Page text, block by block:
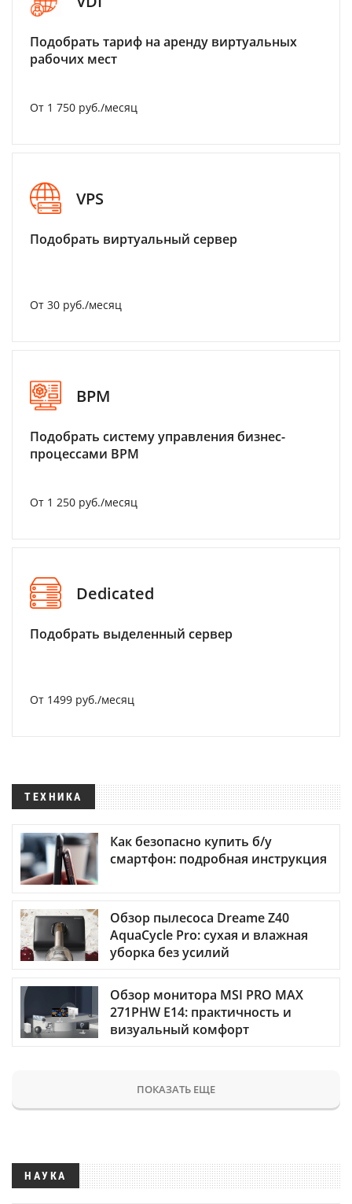
Подобрать тариф на аренду виртуальных
рабочих мест
От 1 750 руб./месяц
VPS
Подобрать виртуальный сервер
От 30 руб./месяц
BPM
Подобрать систему управления бизнес-
процессами BPM
От 1 250 руб./месяц
Dedicated
Подобрать выделенный сервер
От 1499 руб./месяц
ТЕХНИКА
Как безопасно купить б/у
смартфон: подробная инструкция
Обзор пылесоса Dreame Z40
AquaCycle Pro: сухая и влажная
уборка без усилий
Обзор монитора MSI PRO MAX
271PHW E14: практичность и
визуальный комфорт
ПОКАЗАТЬ ЕЩЕ
НАУКА